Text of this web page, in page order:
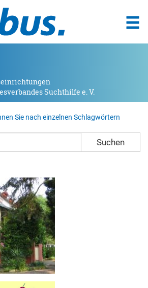
Suchthilfe e. V.
Sie nach einzelnen Schlagwörtern
Suchen